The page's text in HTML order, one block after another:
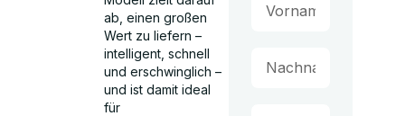
ab, einen großen
Wert zu liefern –
intelligent, schnell
und erschwinglich –
und ist damit ideal
für